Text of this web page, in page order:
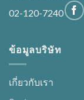
02-120-7240
ข้อมูลบริษัท
เกี่ยวกับเรา